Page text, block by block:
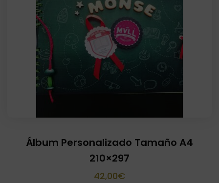
Álbum Personalizado Tamaño A4
210×297
42,00€